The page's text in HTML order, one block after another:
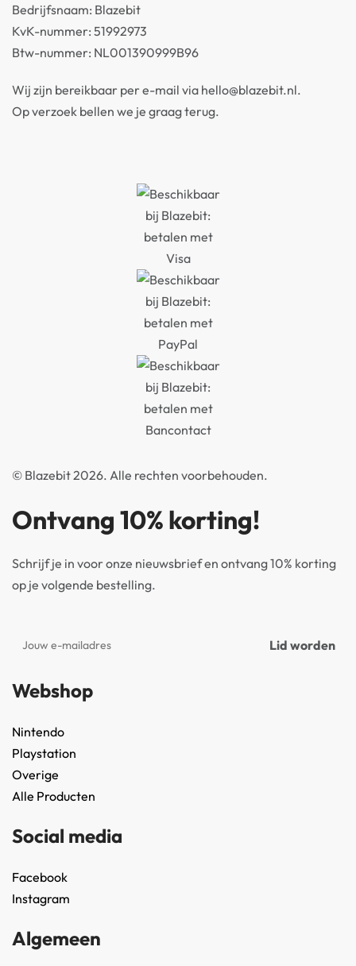
Bedrijfsnaam: Blazebit
KvK-nummer: 51992973
Btw-nummer: NL001390999B96
Wij zijn bereikbaar per e-mail via hello@blazebit.nl.
Op verzoek bellen we je graag terug.
© Blazebit 2026. Alle rechten voorbehouden.
Ontvang 10% korting!
Schrijf je in voor onze nieuwsbrief en ontvang 10% korting
op je volgende bestelling.
Webshop
Nintendo
Playstation
Overige
Alle Producten
Social media
Facebook
Instagram
Algemeen